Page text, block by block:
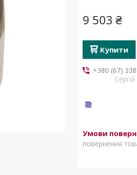
9 503 ₴
Купити
+380 (67)
Сергій
повернення